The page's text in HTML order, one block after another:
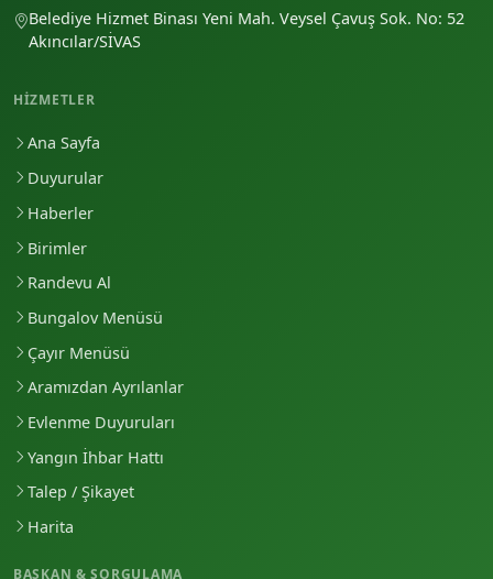
Belediye Hizmet Binası Yeni Mah. Veysel Çavuş Sok. No: 52
Akıncılar/SİVAS
HIZMETLER
Ana Sayfa
Duyurular
Haberler
Birimler
Randevu Al
Bungalov Menüsü
Çayır Menüsü
Aramızdan Ayrılanlar
Evlenme Duyuruları
Yangın İhbar Hattı
Talep / Şikayet
Harita
BAŞKAN & SORGULAMA